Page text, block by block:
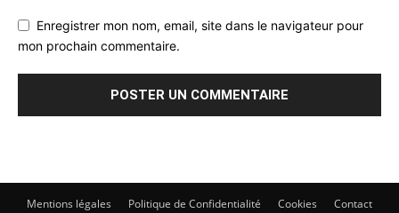
Enregistrer mon nom, email, site dans le navigateur pour
mon prochain commentaire.
Mentions légales Politique de Confidentialité Cookies Contact